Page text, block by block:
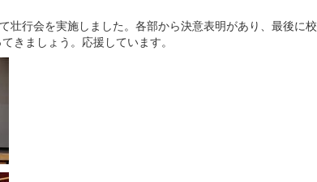
行会を実施しました。各部から決意表明があり、最後に
きましょう。応援しています。